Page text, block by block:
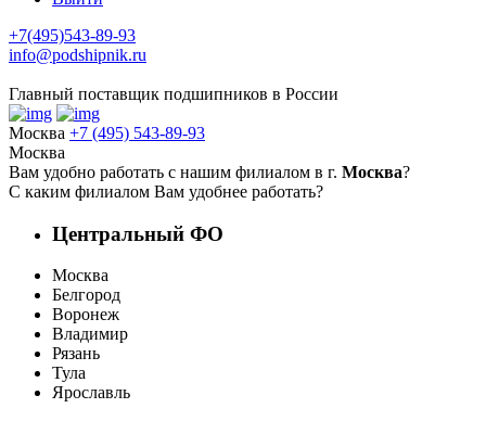
+7(495)543-89-93
info@podshipnik.ru
Главный поставщик подшипников в России
Москва +7 (495) 543-89-93
Москва
Вам удобно работать с нашим филиалом в г. Москва?
С каким филиалом Вам удобнее работать?
Центральный ФО
Москва
Белгород
Воронеж
Владимир
Рязань
Тула
Ярославль